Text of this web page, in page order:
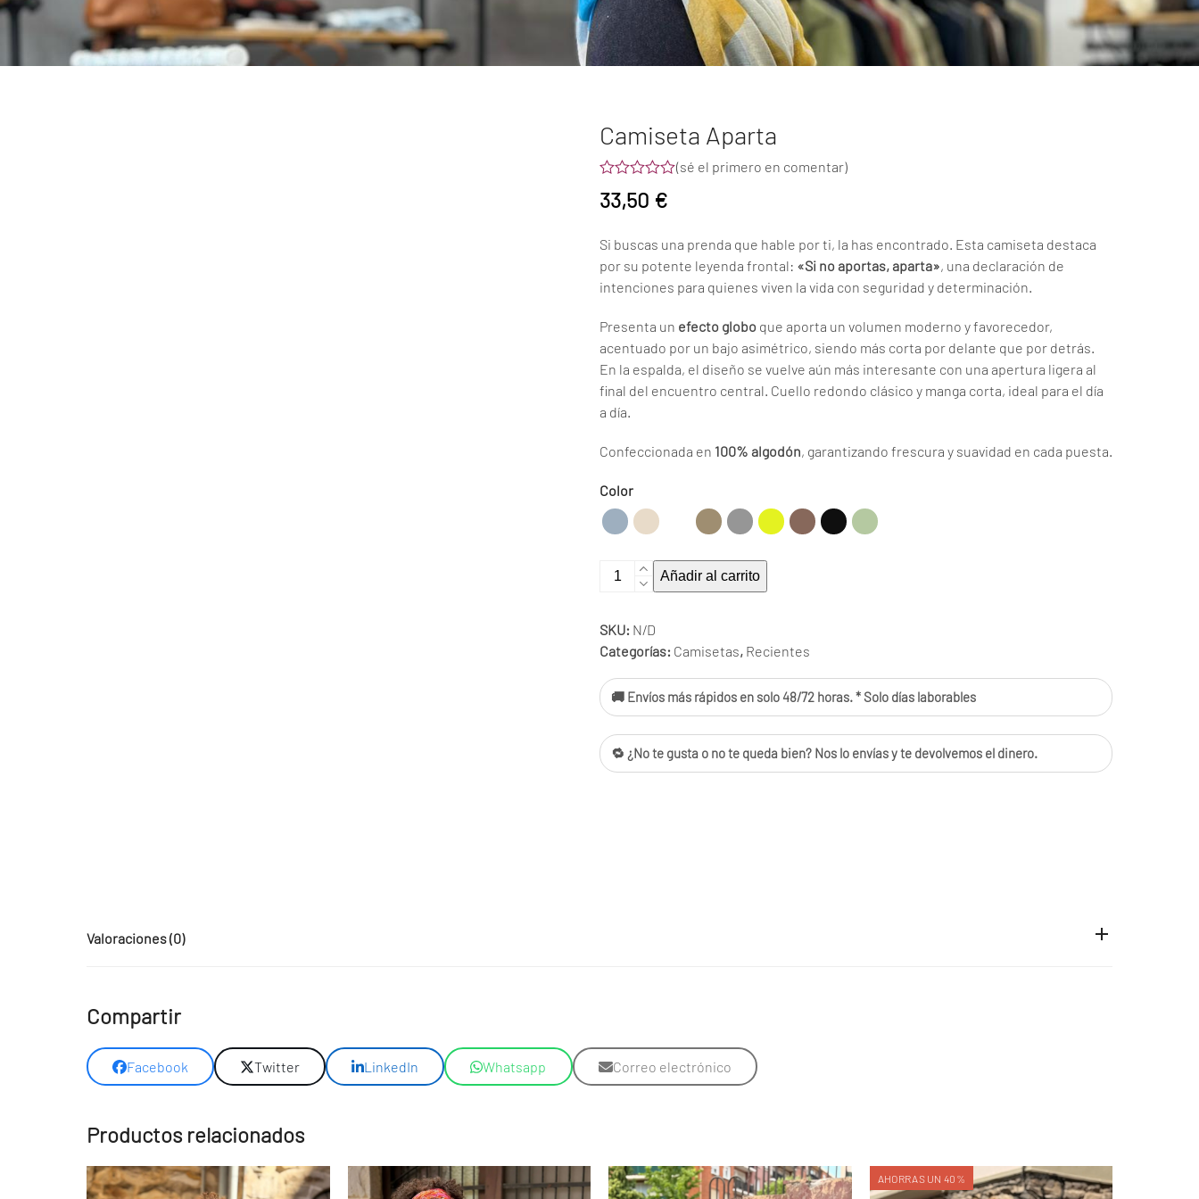
Camiseta Aparta
con
5
(sé el primero en comentar)
33,50 €
Si buscas una prenda que hable por ti, la has encontrado. Esta camiseta destaca
por su potente leyenda frontal: «Si no aportas, aparta», una declaración de
intenciones para quienes viven la vida con seguridad y determinación.
Presenta un efecto globo que aporta un volumen moderno y favorecedor,
acentuado por un bajo asimétrico, siendo más corta por delante que por detrás.
En la espalda, el diseño se vuelve aún más interesante con una apertura ligera al
final del encuentro central. Cuello redondo clásico y manga corta, ideal para el día
a día.
Confeccionada en 100% algodón, garantizando frescura y suavidad en cada puesta.
Color
Camiseta
Añadir al carrito
SKU: N/D
Categorías: Camisetas, Recientes
🚚 Envíos más rápidos en solo 48/72 horas. * Solo días laborables
🔁 ¿No te gusta o no te queda bien? Nos lo envías y te devolvemos el dinero.
Valoraciones (0)
Compartir
Facebook Twitter LinkedIn Whatsapp Correo electrónico
Productos relacionados
AHORRAS UN 40%